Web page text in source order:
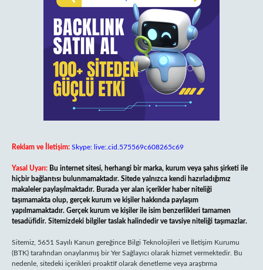
Reklam ve İletişim: Skype: live:.cid.575569c608265c69
Yasal Uyarı: Bu internet sitesi, herhangi bir marka, kurum veya şahıs şirketi ile
hiçbir bağlantısı bulunmamaktadır. Sitede yalnızca kendi hazırladığımız
makaleler paylaşılmaktadır. Burada yer alan içerikler haber niteliği
taşımamakta olup, gerçek kurum ve kişiler hakkında paylaşım
yapılmamaktadır. Gerçek kurum ve kişiler ile isim benzerlikleri tamamen
tesadüfidir. Sitemizdeki bilgiler taslak halindedir ve tavsiye niteliği taşımazlar.
Sitemiz, 5651 Sayılı Kanun gereğince Bilgi Teknolojileri ve İletişim Kurumu
(BTK) tarafından onaylanmış bir Yer Sağlayıcı olarak hizmet vermektedir. Bu
nedenle, sitedeki içerikleri proaktif olarak denetleme veya araştırma